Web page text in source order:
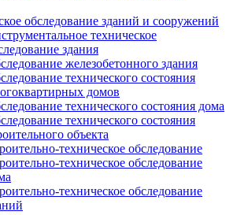
обследование зданий и сооружений
техническое
здания
железобетонного здания
технического состояния
домов
технического состояния дома
технического состояния
объекта
техническое обследование
техническое обследование
техническое обследование